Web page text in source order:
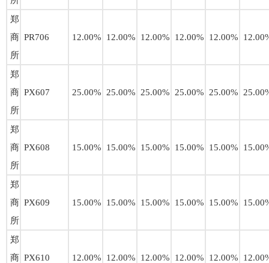
郑
商
所
PR706 12.00% 12.00% 12.00% 12.00% 12.00%
郑
商
所
PX607 25.00% 25.00% 25.00% 25.00% 25.00%
郑
商
所
PX608 15.00% 15.00% 15.00% 15.00% 15.00%
郑
商
所
PX609 15.00% 15.00% 15.00% 15.00% 15.00%
郑
商 PX610 12.00% 12.00% 12.00% 12.00% 12.00%